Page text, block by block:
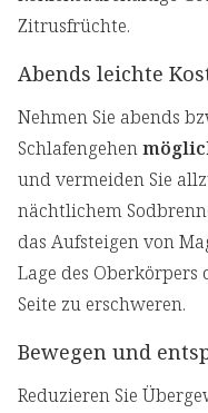
Zitrusfrüchte.
Abends leichte
Nehmen Sie abends
Schlafengehen
und vermeiden Sie
nächtlichem
das Aufsteigen von
Lage des
Seite zu erschweren.
Bewegen und
Reduzieren Sie